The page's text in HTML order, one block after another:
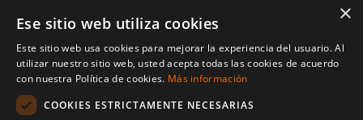
×
Ese sitio web utiliza cookies
Este sitio web usa cookies para mejorar la experiencia del usuario. Al
utilizar nuestro sitio web, usted acepta todas las cookies de acuerdo
con nuestra Política de cookies. Más información
COOKIES ESTRICTAMENTE NECESARIAS